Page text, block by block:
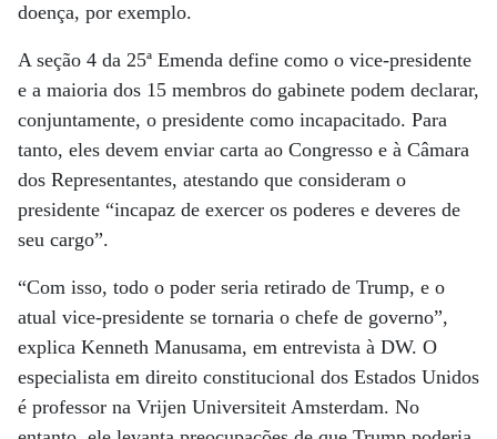
doença, por exemplo.
A seção 4 da 25ª Emenda define como o vice-presidente
e a maioria dos 15 membros do gabinete podem declarar,
conjuntamente, o presidente como incapacitado. Para
tanto, eles devem enviar carta ao Congresso e à Câmara
dos Representantes, atestando que consideram o
presidente “incapaz de exercer os poderes e deveres de
seu cargo”.
“Com isso, todo o poder seria retirado de Trump, e o
atual vice-presidente se tornaria o chefe de governo”,
explica Kenneth Manusama, em entrevista à DW. O
especialista em direito constitucional dos Estados Unidos
é professor na Vrijen Universiteit Amsterdam. No